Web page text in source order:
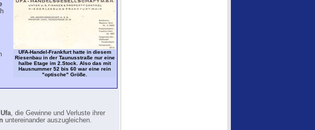
UFA-Handel-Frankfurt hatte in diesem
Riesenbau in der Taunusstraße nur eine
halbe Etage im 2.Stock. Also das mit
Hausnummer 52 bis 60 war eine rein
"optische" Größe.
, die Gewinne und Verluste ihrer
untereinander auszugleichen.